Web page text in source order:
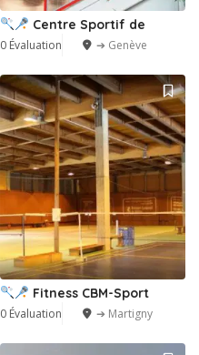
Centre Sportif de
0 Évaluation ➔ Genève
Fitness CBM-Sport
0 Évaluation ➔ Martigny